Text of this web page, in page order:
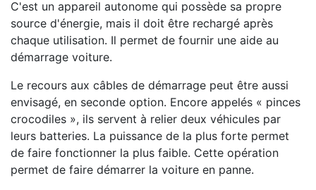
C'est un appareil autonome qui possède sa propre
source d'énergie, mais il doit être rechargé après
chaque utilisation. Il permet de fournir une aide au
démarrage voiture.
Le recours aux câbles de démarrage peut être aussi
envisagé, en seconde option. Encore appelés « pinces
crocodiles », ils servent à relier deux véhicules par
leurs batteries. La puissance de la plus forte permet
de faire fonctionner la plus faible. Cette opération
permet de faire démarrer la voiture en panne.